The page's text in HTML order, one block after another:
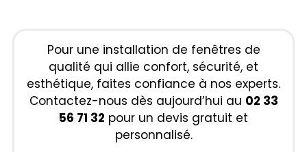
Pour une installation de fenêtres de
qualité qui allie confort, sécurité, et
esthétique, faites confiance à nos experts.
Contactez-nous dès aujourd’hui au 02 33
56 71 32 pour un devis gratuit et
personnalisé.